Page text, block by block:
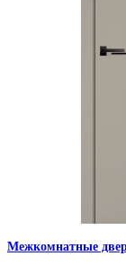
Межкомнатные